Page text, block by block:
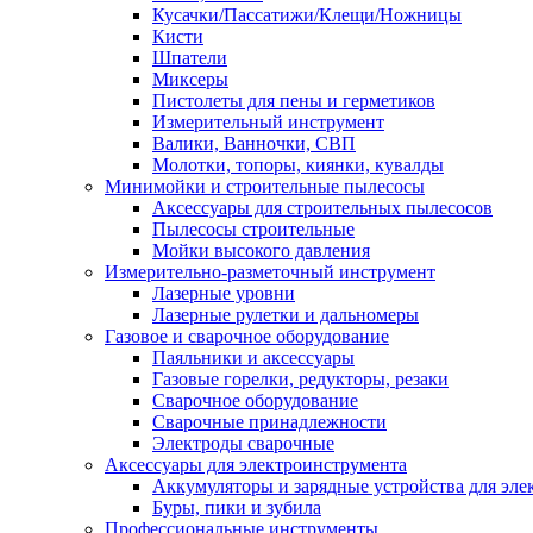
Кусачки/Пассатижи/Клещи/Ножницы
Кисти
Шпатели
Миксеры
Пистолеты для пены и герметиков
Измерительный инструмент
Валики, Ванночки, СВП
Молотки, топоры, киянки, кувалды
Минимойки и строительные пылесосы
Аксессуары для строительных пылесосов
Пылесосы строительные
Мойки высокого давления
Измерительно-разметочный инструмент
Лазерные уровни
Лазерные рулетки и дальномеры
Газовое и сварочное оборудование
Паяльники и аксессуары
Газовые горелки, редукторы, резаки
Сварочное оборудование
Сварочные принадлежности
Электроды сварочные
Аксессуары для электроинструмента
Аккумуляторы и зарядные устройства для
Буры, пики и зубила
Профессиональные инструменты